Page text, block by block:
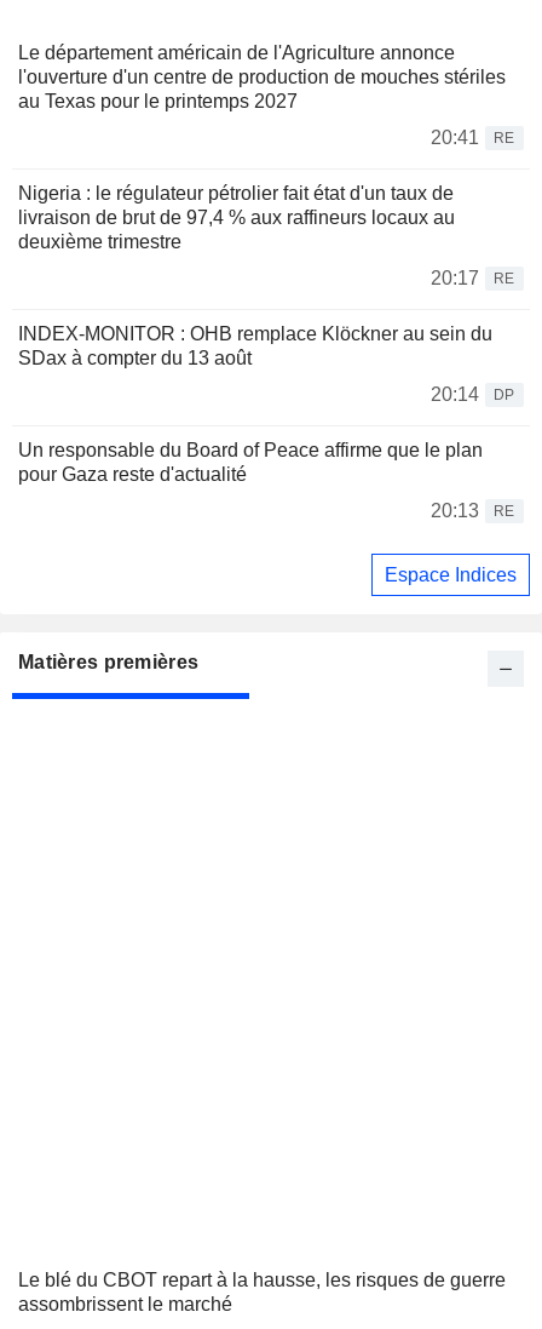
Le département américain de l'Agriculture annonce
l'ouverture d'un centre de production de mouches stériles
au Texas pour le printemps 2027
20:41
RE
Nigeria : le régulateur pétrolier fait état d'un taux de
livraison de brut de 97,4 % aux raffineurs locaux au
deuxième trimestre
20:17
RE
INDEX-MONITOR : OHB remplace Klöckner au sein du
SDax à compter du 13 août
20:14
DP
Un responsable du Board of Peace affirme que le plan
pour Gaza reste d'actualité
20:13
RE
Espace Indices
Matières premières
Le blé du CBOT repart à la hausse, les risques de guerre
assombrissent le marché